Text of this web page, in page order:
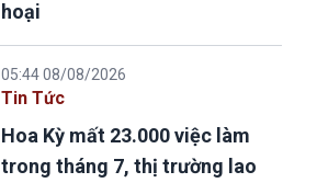
hoại
05:44 08/08/2026
Tin Tức
Hoa Kỳ mất 23.000 việc làm
trong tháng 7, thị trường lao